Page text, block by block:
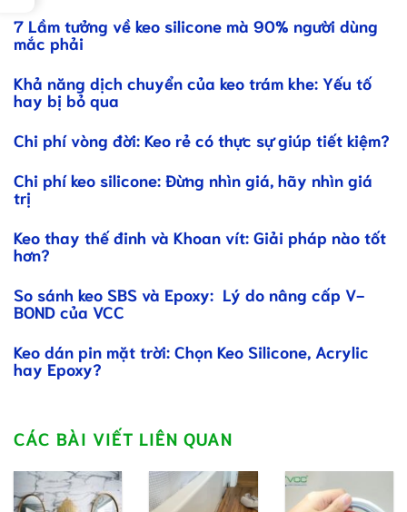
7 Lầm tưởng về keo silicone mà 90% người dùng
mắc phải
Khả năng dịch chuyển của keo trám khe: Yếu tố
hay bị bỏ qua
Chi phí vòng đời: Keo rẻ có thực sự giúp tiết kiệm?
Chi phí keo silicone: Đừng nhìn giá, hãy nhìn giá
trị
Keo thay thế đinh và Khoan vít: Giải pháp nào tốt
hơn?
So sánh keo SBS và Epoxy: Lý do nâng cấp V-
BOND của VCC
Keo dán pin mặt trời: Chọn Keo Silicone, Acrylic
hay Epoxy?
CÁC BÀI VIẾT LIÊN QUAN